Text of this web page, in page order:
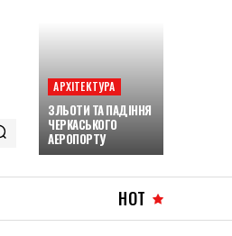
АРХІТЕКТУРА
ЗЛЬОТИ ТА ПАДІННЯ
ЧЕРКАСЬКОГО
АЕРОПОРТУ
HOT